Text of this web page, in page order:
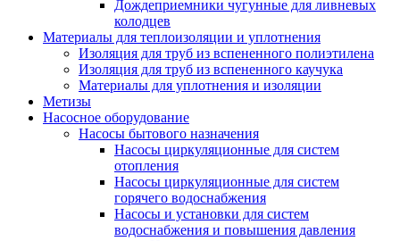
Дождеприемники чугунные для ливневых
колодцев
Материалы для теплоизоляции и уплотнения
Изоляция для труб из вспененного полиэтилена
Изоляция для труб из вспененного каучука
Материалы для уплотнения и изоляции
Метизы
Насосное оборудование
Насосы бытового назначения
Насосы циркуляционные для систем
отопления
Насосы циркуляционные для систем
горячего водоснабжения
Насосы и установки для систем
водоснабжения и повышения давления